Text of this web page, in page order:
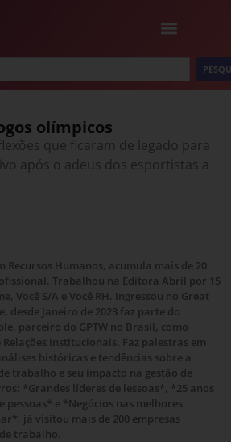
olímpicos
que ficaram de legado para
após o adeus dos esportistas a
Recursos Humanos, acumula mais de 20
Trabalhou na Editora Abril por 15
Você S/A e Você RH. Ingressou no Great
desde Janeiro de 2023 faz parte do
parceiro do GPTW no Brasil, como
Institucionais. Faz palestras em
históricas e tendências sobre a
trabalho e seu impacto na gestão de
*Grandes líderes de lessoas*, *25 anos
pessoas* e *Negócios nas melhores
já visitou mais de 200 empresas
trabalho.